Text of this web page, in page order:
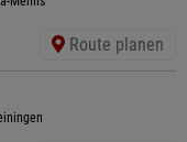
Route planen